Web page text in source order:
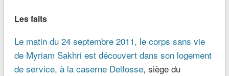
Les faits
Le matin du 24 septembre 2011, le corps sans vie
de Myriam Sakhri est découvert dans son logement
de service, à la caserne Delfosse, siège du